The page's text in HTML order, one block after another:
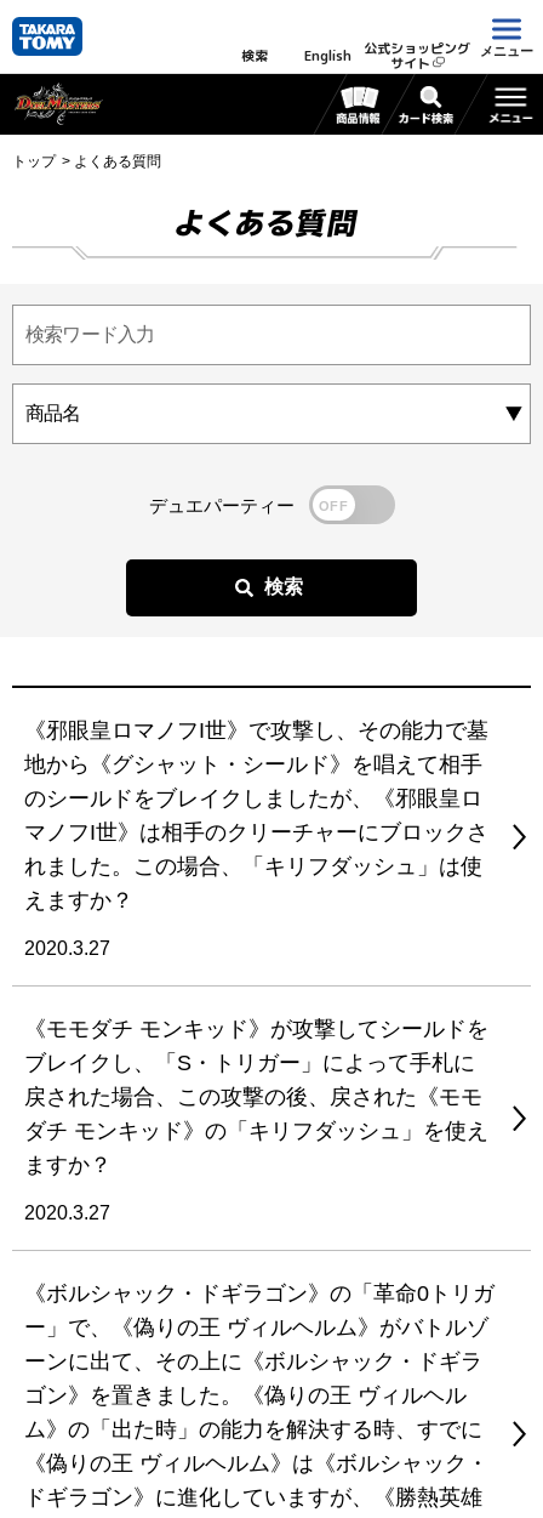
検索 English 公式ショッピング
サイト
メニュー
トップ よくある質問
よくある質問
デュエパーティー
《邪眼皇ロマノフI世》で攻撃し、その能力で墓
地から《グシャット・シールド》を唱えて相手
のシールドをブレイクしましたが、《邪眼皇ロ
マノフI世》は相手のクリーチャーにブロックさ
れました。この場合、「キリフダッシュ」は使
えますか？
2020.3.27
《モモダチ モンキッド》が攻撃してシールドを
ブレイクし、「S・トリガー」によって手札に
戻された場合、この攻撃の後、戻された《モモ
ダチ モンキッド》の「キリフダッシュ」を使え
ますか？
2020.3.27
《ボルシャック・ドギラゴン》の「革命0トリガ
ー」で、《偽りの王 ヴィルヘルム》がバトルゾ
ーンに出て、その上に《ボルシャック・ドギラ
ゴン》を置きました。《偽りの王 ヴィルヘル
ム》の「出た時」の能力を解決する時、すでに
《偽りの王 ヴィルヘルム》は《ボルシャック・
ドギラゴン》に進化していますが、《勝熱英雄